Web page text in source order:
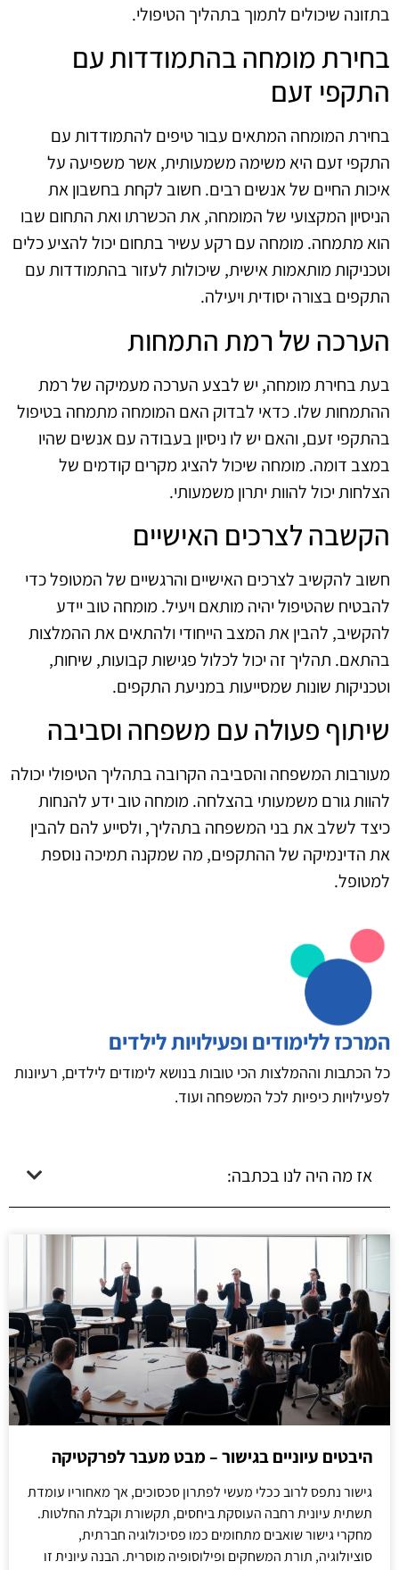
בתזונה שיכולים לתמוך בתהליך הטיפולי.
בחירת מומחה בהתמודדות עם
התקפי זעם
בחירת המומחה המתאים עבור טיפים להתמודדות עם
התקפי זעם היא משימה משמעותית, אשר משפיעה על
איכות החיים של אנשים רבים. חשוב לקחת בחשבון את
הניסיון המקצועי של המומחה, את הכשרתו ואת התחום שבו
הוא מתמחה. מומחה עם רקע עשיר בתחום יכול להציע כלים
וטכניקות מותאמות אישית, שיכולות לעזור בהתמודדות עם
התקפים בצורה יסודית ויעילה.
הערכה של רמת התמחות
בעת בחירת מומחה, יש לבצע הערכה מעמיקה של רמת
ההתמחות שלו. כדאי לבדוק האם המומחה מתמחה בטיפול
בהתקפי זעם, והאם יש לו ניסיון בעבודה עם אנשים שהיו
במצב דומה. מומחה שיכול להציג מקרים קודמים של
הצלחות יכול להוות יתרון משמעותי.
הקשבה לצרכים האישיים
חשוב להקשיב לצרכים האישיים והרגשיים של המטופל כדי
להבטיח שהטיפול יהיה מותאם ויעיל. מומחה טוב יידע
להקשיב, להבין את המצב הייחודי ולהתאים את ההמלצות
בהתאם. תהליך זה יכול לכלול פגישות קבועות, שיחות,
וטכניקות שונות שמסייעות במניעת התקפים.
שיתוף פעולה עם משפחה וסביבה
מעורבות המשפחה והסביבה הקרובה בתהליך הטיפולי יכולה
להוות גורם משמעותי בהצלחה. מומחה טוב ידע להנחות
כיצד לשלב את בני המשפחה בתהליך, ולסייע להם להבין
את הדינמיקה של ההתקפים, מה שמקנה תמיכה נוספת
למטופל.
המרכז ללימודים ופעילויות לילדים
כל הכתבות וההמלצות הכי טובות בנושא לימודים לילדים, רעיונות
לפעילויות כיפיות לכל המשפחה ועוד.
אז מה היה לנו בכתבה:
היבטים עיוניים בגישור – מבט מעבר לפרקטיקה
גישור נתפס לרוב ככלי מעשי לפתרון סכסוכים, אך מאחוריו עומדת
תשתית עיונית רחבה העוסקת ביחסים, תקשורת וקבלת החלטות.
מחקרי גישור שואבים מתחומים כמו פסיכולוגיה חברתית,
סוציולוגיה, תורת המשחקים ופילוסופיה מוסרית. הבנה עיונית זו